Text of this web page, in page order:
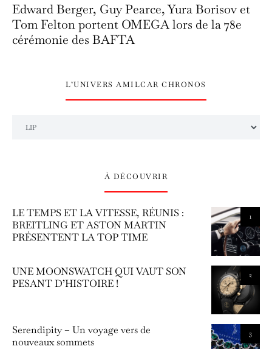
Edward Berger, Guy Pearce, Yura Borisov et
Tom Felton portent OMEGA lors de la 78e
cérémonie des BAFTA
L’UNIVERS AMILCAR CHRONOS
À DÉCOUVRIR
1
LE TEMPS ET LA VITESSE, RÉUNIS :
BREITLING ET ASTON MARTIN
PRÉSENTENT LA TOP TIME
2
UNE MOONSWATCH QUI VAUT SON
PESANT D’HISTOIRE !
3
Serendipity – Un voyage vers de
nouveaux sommets